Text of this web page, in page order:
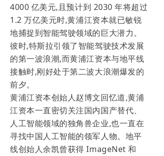
4000 亿美元,且预计到 2030 年将超过
1.2 万亿美元时,黄浦江资本就已敏锐
地捕捉到智能驾驶领域的巨大潜力。
彼时,特斯拉引领了智能驾驶技术发展
的第一波浪潮,而黄浦江资本与地平线
接触时,刚好处于第二波大浪潮爆发的
前夕。
黄浦江资本创始人赵博文回忆道,黄浦
江资本一直密切关注国内国产替代、
人工智能领域的独角兽企业,也一直在
寻找中国人工智能的领军人物。地平
线创始人余凯曾获得 ImageNet 和